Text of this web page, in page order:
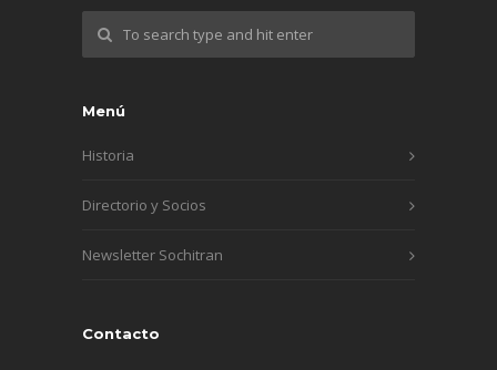
Menú
Historia
Directorio y Socios
Newsletter Sochitran
Contacto